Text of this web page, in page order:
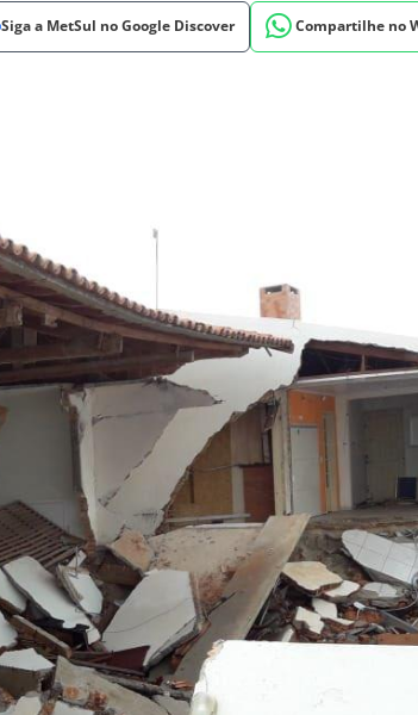
Siga a MetSul no Google Discover Compartilhe no